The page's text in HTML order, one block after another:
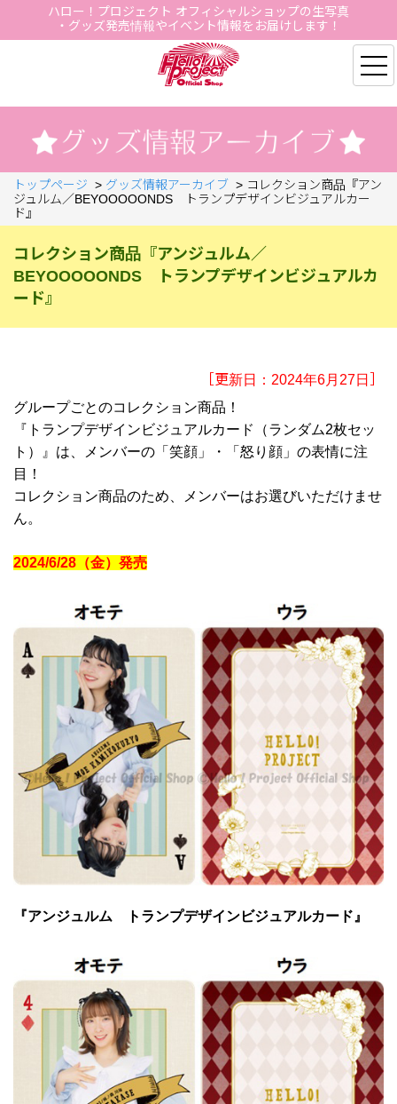
ハロー！プロジェクト オフィシャルショップの生写真
・グッズ発売情報やイベント情報をお届けします！
Hello Project Official
トップページ > グッズ情報アーカイブ > コレクション商品『アン
ジュルム／BEYOOOOONDS トランプデザインビジュアルカー
ド』
コレクション商品『アンジュルム／
BEYOOOOONDS トランプデザインビジュアルカ
ード』
［更新日：2024年6月27日］
グループごとのコレクション商品！
『トランプデザインビジュアルカード（ランダム2枚セッ
ト）』は、メンバーの「笑顔」・「怒り顔」の表情に注
目！
コレクション商品のため、メンバーはお選びいただけませ
ん。
2024/6/28（金）発売
『アンジュルム トランプデザインビジュアルカード』